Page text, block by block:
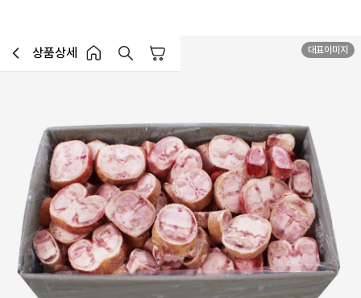
이전페이지로 이동
상품상세
홈 버튼홈 장바구니
20mm 대표이미지